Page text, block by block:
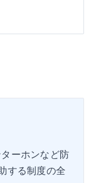
ーホンなど防
する制度の全